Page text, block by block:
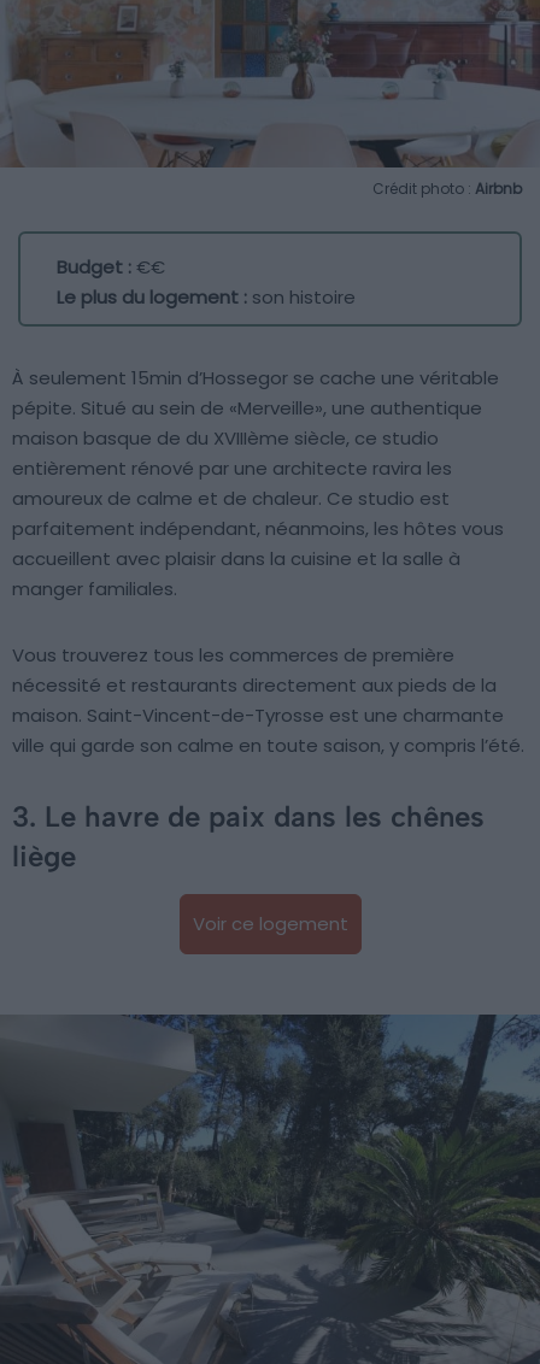
Crédit photo : Airbnb
Budget :€€
Le plus du logement : son histoire
À seulement 15min d’Hossegor se cache une véritable
pépite. Situé au sein de «Merveille», une authentique
maison basque de du XVIIIème siècle, ce studio
entièrement rénové par une architecte ravira les
amoureux de calme et de chaleur. Ce studio est
parfaitement indépendant, néanmoins, les hôtes vous
accueillent avec plaisir dans la cuisine et la salle à
manger familiales.
Vous trouverez tous les commerces de première
nécessité et restaurants directement aux pieds de la
maison. Saint-Vincent-de-Tyrosse est une charmante
ville qui garde son calme en toute saison, y compris l’été.
3. Le havre de paix dans les chênes
liège
Voir ce logement